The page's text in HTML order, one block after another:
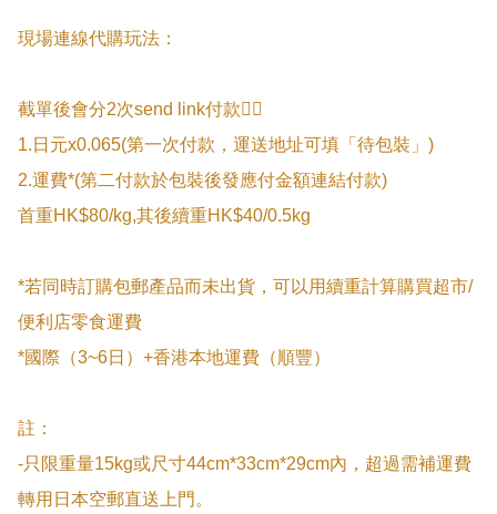
現場連線代購玩法：
截單後會分2次send link付款👇🏻
1.日元x0.065(第一次付款，運送地址可填「待包裝」)
2.運費*(第二付款於包裝後發應付金額連結付款)
首重HK$80/kg,其後續重HK$40/0.5kg
*若同時訂購包郵產品而未出貨，可以用續重計算購買超市/
便利店零食運費
*國際（3~6日）+香港本地運費（順豐）
註：
-只限重量15kg或尺寸44cm*33cm*29cm內，超過需補運費
轉用日本空郵直送上門。